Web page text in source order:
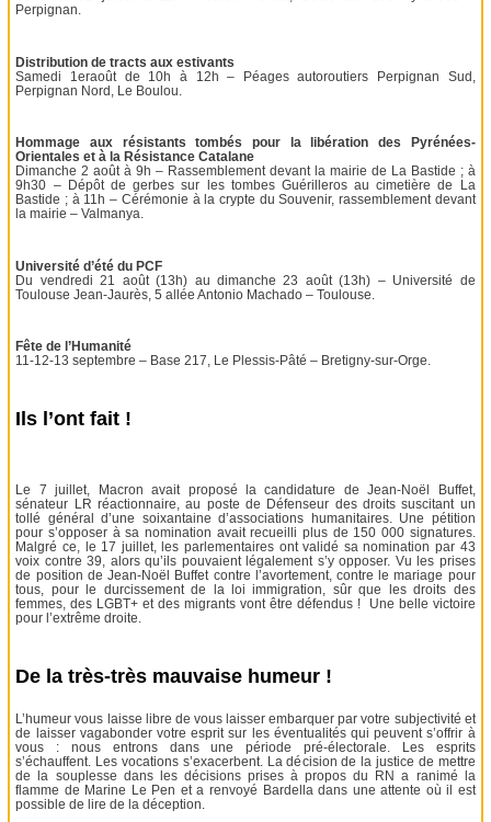
Perpignan.
Distribution de tracts aux estivants
Samedi 1eraoût de 10h à 12h – Péages autoroutiers Perpignan Sud,
Perpignan Nord, Le Boulou.
Hommage aux résistants tombés pour la libération des Pyrénées-
Orientales et à la Résistance Catalane
Dimanche 2 août à 9h – Rassemblement devant la mairie de La Bastide ; à
9h30 – Dépôt de gerbes sur les tombes Guérilleros au cimetière de La
Bastide ; à 11h – Cérémonie à la crypte du Souvenir, rassemblement devant
la mairie – Valmanya.
Université d’été du PCF
Du vendredi 21 août (13h) au dimanche 23 août (13h) – Université de
Toulouse Jean-Jaurès, 5 allée Antonio Machado – Toulouse.
Fête de l’Humanité
11-12-13 septembre – Base 217, Le Plessis-Pâté – Bretigny-sur-Orge.
Ils l’ont fait !
Le 7 juillet, Macron avait proposé la candidature de Jean-Noël Buffet,
sénateur LR réactionnaire, au poste de Défenseur des droits suscitant un
tollé général d’une soixantaine d’associations humanitaires. Une pétition
pour s’opposer à sa nomination avait recueilli plus de 150 000 signatures.
Malgré ce, le 17 juillet, les parlementaires ont validé sa nomination par 43
voix contre 39, alors qu’ils pouvaient légalement s’y opposer. Vu les prises
de position de Jean-Noël Buffet contre l’avortement, contre le mariage pour
tous, pour le durcissement de la loi immigration, sûr que les droits des
femmes, des LGBT+ et des migrants vont être défendus ! Une belle victoire
pour l’extrême droite.
De la très-très mauvaise humeur !
L’humeur vous laisse libre de vous laisser embarquer par votre subjectivité et
de laisser vagabonder votre esprit sur les éventualités qui peuvent s’offrir à
vous : nous entrons dans une période pré-électorale. Les esprits
s’échauffent. Les vocations s’exacerbent. La décision de la justice de mettre
de la souplesse dans les décisions prises à propos du RN a ranimé la
flamme de Marine Le Pen et a renvoyé Bardella dans une attente où il est
possible de lire de la déception.